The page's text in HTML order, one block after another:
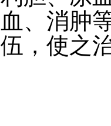
血、消肿
伍，使之